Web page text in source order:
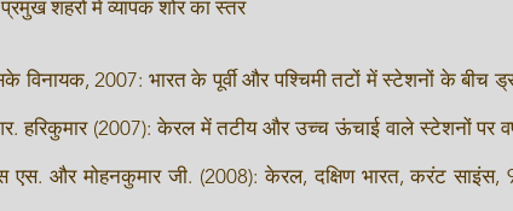
शहरों में व्यापक शोर का स्तर
विनायक, 2007: भारत के पूर्वी और पश्चिमी तटों में स्टेशनों के बीच
हरिकुमार (2007): केरल में तटीय और उच्च ऊंचाई वाले स्टेशनों पर
एस. और मोहनकुमार जी. (2008): केरल, दक्षिण भारत, करंट